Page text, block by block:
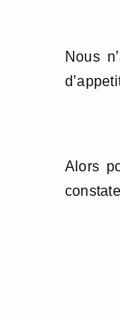
Nous
Alors